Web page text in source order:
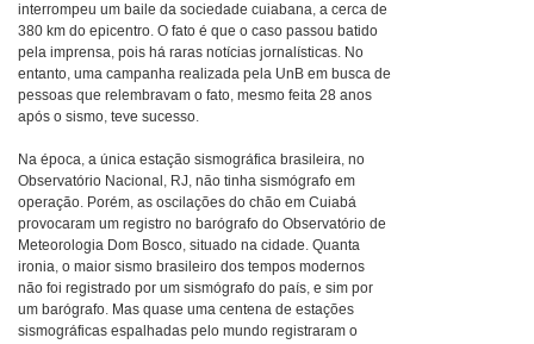
interrompeu um baile da sociedade cuiabana, a cerca de
380 km do epicentro. O fato é que o caso passou batido
pela imprensa, pois há raras notícias jornalísticas. No
entanto, uma campanha realizada pela UnB em busca de
pessoas que relembravam o fato, mesmo feita 28 anos
após o sismo, teve sucesso.
Na época, a única estação sismográfica brasileira, no
Observatório Nacional, RJ, não tinha sismógrafo em
operação. Porém, as oscilações do chão em Cuiabá
provocaram um registro no barógrafo do Observatório de
Meteorologia Dom Bosco, situado na cidade. Quanta
ironia, o maior sismo brasileiro dos tempos modernos
não foi registrado por um sismógrafo do país, e sim por
um barógrafo. Mas quase uma centena de estações
sismográficas espalhadas pelo mundo registraram o